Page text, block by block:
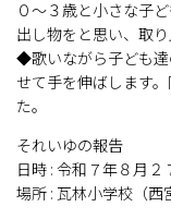
０～３歳と小さな子
出し物をと思い、取り
◆歌いながら子ども達
せて手を伸ばします
た。
それいゆの報告
日時 : 令和７年８月２
場所 : 瓦林小学校（西